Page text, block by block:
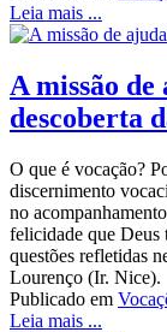
Leia mais ...
A missão
descoberta
O que é vocação?
discernimento
no
felicidade que Deus
questões refletidas
Lourenço (Ir. Nice).
Publicado em
Leia mais ...